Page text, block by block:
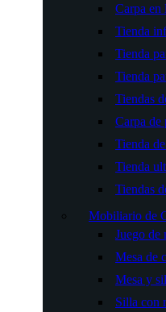
Carpa en
Tienda
Tienda
Tienda
Tiendas
Carpa de
Tienda
Tienda
Tiendas
Mobiliario de
Juego de
Mesa de
Mesa y
Silla con